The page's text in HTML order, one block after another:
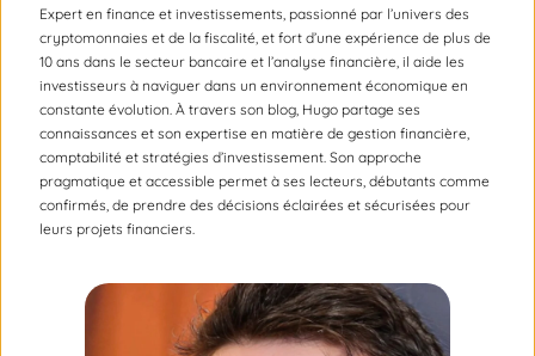
Expert en finance et investissements, passionné par l’univers des
cryptomonnaies et de la fiscalité, et fort d’une expérience de plus de
10 ans dans le secteur bancaire et l’analyse financière, il aide les
investisseurs à naviguer dans un environnement économique en
constante évolution. À travers son blog, Hugo partage ses
connaissances et son expertise en matière de gestion financière,
comptabilité et stratégies d’investissement. Son approche
pragmatique et accessible permet à ses lecteurs, débutants comme
confirmés, de prendre des décisions éclairées et sécurisées pour
leurs projets financiers.